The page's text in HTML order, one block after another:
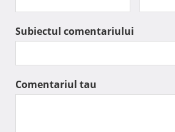
Subiectul comentariului
Comentariul tau